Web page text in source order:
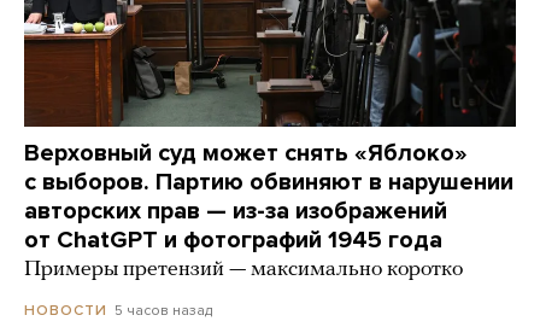
Верховный суд может снять «Яблоко»
с выборов. Партию обвиняют в нарушении
авторских прав — из-за изображений
от ChatGPT и фотографий 1945 года
Примеры претензий — максимально коротко
НОВОСТИ 5 часов назад